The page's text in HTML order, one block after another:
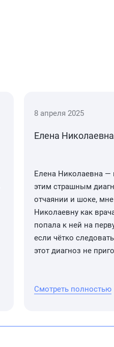
8 апреля 2025
Елена
Елена Николаевна —
этим страшным
отчаянии и шоке,
Николаевну как
попала к ней на
если чётко
этот диагноз не
Смотреть полностью